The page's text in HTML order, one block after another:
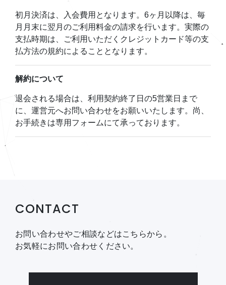
初月決済は、入会費用となります。6ヶ月以降は、毎
月月末に翌月のご利用料金の請求を行います。実際の
支払時期は、ご利用いただくクレジットカード等の支
払方法の規約によることとなります。
解約について
退会される場合は、利用契約終了日の5営業日まで
に、運営元へお問い合わせをお願いいたします。尚、
お手続きは専用フォームにて承っております。
CONTACT
お問い合わせやご相談などはこちらから。
お気軽にお問い合わせください。